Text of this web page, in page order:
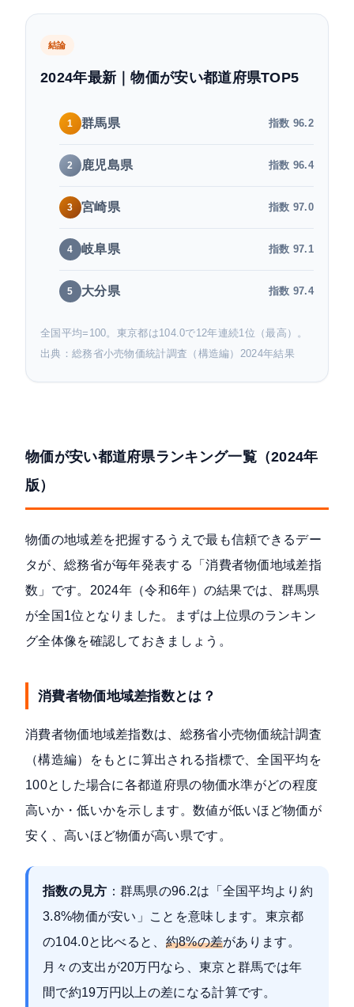
賃金も高くて物価が安い「コスパ最強」の県はど
こ？
よくある質問
まとめ
結論
2024年最新｜物価が安い都道府県TOP5
1 群馬県 指数 96.2
2 鹿児島県 指数 96.4
3 宮崎県 指数 97.0
4 岐阜県 指数 97.1
5 大分県 指数 97.4
全国平均=100。東京都は104.0で12年連続1位（最高）。
出典：総務省小売物価統計調査（構造編）2024年結果
物価が安い都道府県ランキング一覧（2024年
版）
物価の地域差を把握するうえで最も信頼できるデー
タが、総務省が毎年発表する「消費者物価地域差指
数」です。2024年（令和6年）の結果では、群馬県
が全国1位となりました。まずは上位県のランキン
グ全体像を確認しておきましょう。
消費者物価地域差指数とは？
消費者物価地域差指数は、 総務省小売物価統計調査
（構造編）
をもとに算出される指標で、全国平均を
100とした場合に各都道府県の物価水準がどの程度
高いか・低いかを示します。数値が低いほど物価が
安く、高いほど物価が高い県です。
指数の見方 ：群馬県の96.2は「全国平均より約
3.8%物価が安い」ことを意味します。東京都
の104.0と比べると、 約8%の差があります。
月々の支出が20万円なら、東京と群馬では年
間で約19万円以上の差になる計算です。